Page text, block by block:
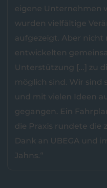
eigene Unternehmen
wurden vielfältige
aufgezeigt. Aber nicht
entwickelten
Unterstützung [...] zu
möglich sind. Wir sind
und mit vielen Ideen
gegangen. Ein
die Praxis rundete die
Dank an UBEGA und
Jahns.“